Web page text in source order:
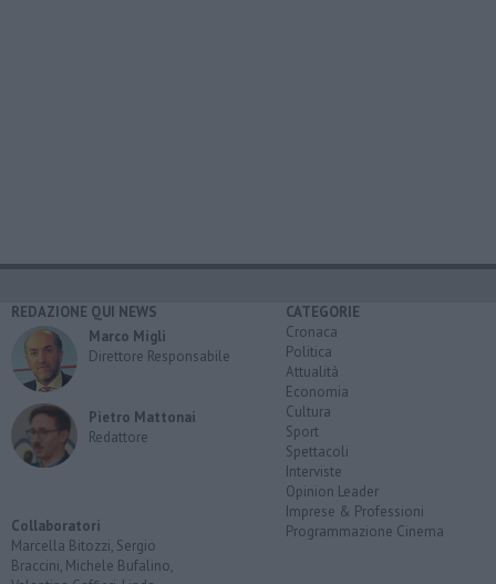
REDAZIONE QUI NEWS
Marco Migli
Direttore Responsabile
Pietro Mattonai
Redattore
Collaboratori
Marcella Bitozzi, Sergio
Braccini, Michele Bufalino,
CATEGORIE
Cronaca
Politica
Attualità
Economia
Cultura
Sport
Spettacoli
Interviste
Opinion Leader
Imprese & Professioni
Programmazione Cinema